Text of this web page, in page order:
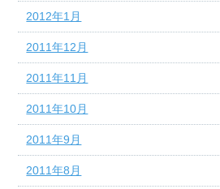
2012年1月
2011年12月
2011年11月
2011年10月
2011年9月
2011年8月